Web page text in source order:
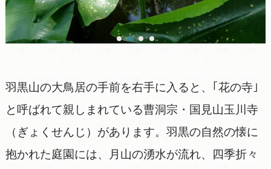
羽黒山の大鳥居の手前を右手に入ると、｢花の寺｣
と呼ばれて親しまれている曹洞宗・国見山玉川寺
（ぎょくせんじ）があります。羽黒の自然の懐に
抱かれた庭園には、月山の湧水が流れ、四季折々